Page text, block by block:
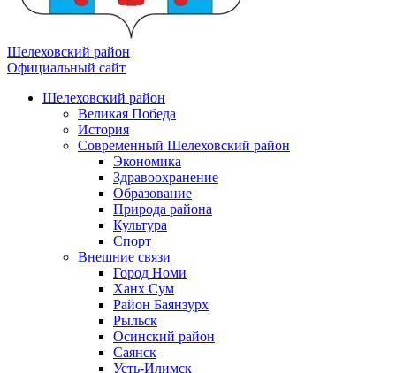
Шелеховский район
Официальный сайт
Шелеховский район
Великая Победа
История
Современный Шелеховский район
Экономика
Здравоохранение
Образование
Природа района
Культура
Спорт
Внешние связи
Город Номи
Ханх Сум
Район Баянзурх
Рыльск
Осинский район
Саянск
Усть-Илимск